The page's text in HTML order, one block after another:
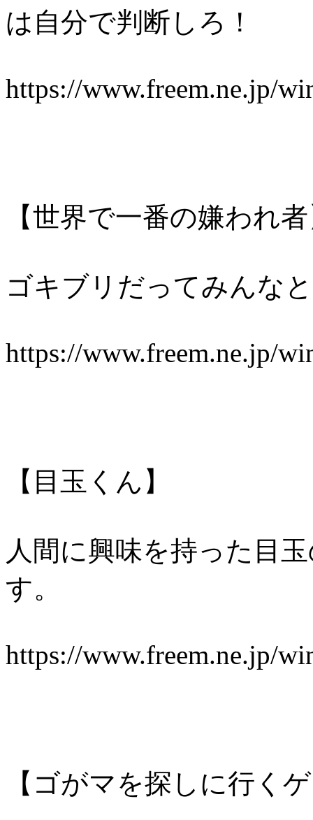
は自分で判断しろ！
https://www.freem.ne.jp/
【世界で一番の嫌われ
ゴキブリだってみんな
https://www.freem.ne.jp/
【目玉くん】
人間に興味を持った目
す。
https://www.freem.ne.jp/
【ゴがマを探しに行く